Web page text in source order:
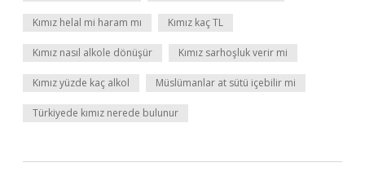
Kımız helal mi haram mı Kımız kaç TL
Kımız nasıl alkole dönüşür Kımız sarhoşluk verir mi
Kımız yüzde kaç alkol Müslümanlar at sütü içebilir mi
Türkiyede kımız nerede bulunur